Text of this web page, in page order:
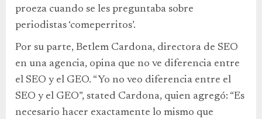
proeza cuando se les preguntaba sobre
periodistas ‘comeperritos’.
Por su parte, Betlem Cardona, directora de SEO
en una agencia, opina que no ve diferencia entre
el SEO y el GEO. “Yo no veo diferencia entre el
SEO y el GEO”, stated Cardona, quien agregó: “Es
necesario hacer exactamente lo mismo que